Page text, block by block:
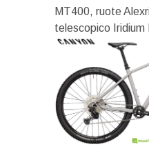
MT400, ruote
telescopico Iridium